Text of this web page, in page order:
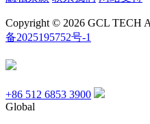
Copyright © 2026 GCL TECH
备2025195752号-1
+86 512 6853 3900
Global